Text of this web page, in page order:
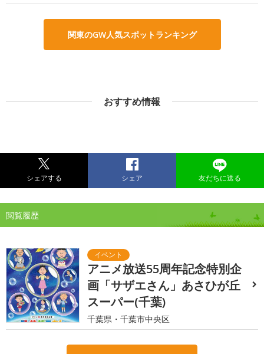
関東のGW人気スポットランキング
おすすめ情報
シェアする シェア 友だちに送る
閲覧履歴
アニメ放送55周年記念特別企
画「サザエさん」あさひが丘
スーパー(千葉)
千葉県・千葉市中央区